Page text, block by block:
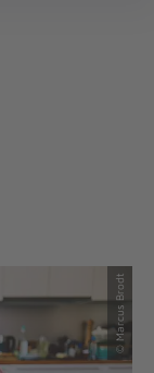
© Marcus Brodt